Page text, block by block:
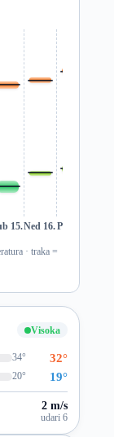
15.Ned 16.Pon 17.
· traka =
Visoka
34° 32°
20° 19°
2 m/s
udari 6